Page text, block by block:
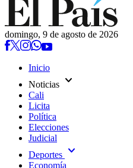
domingo, 9 de agosto de 2026
Inicio
Noticias expand_more
Cali
Licita
Política
Elecciones
Judicial
Deportes expand_more
Economía